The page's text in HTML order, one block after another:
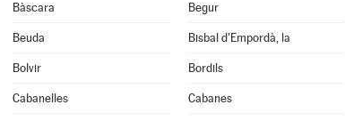
Bàscara Begur
Beuda Bisbal d'Empordà, la
Bolvir Bordils
Cabanelles Cabanes